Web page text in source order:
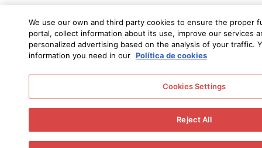
We use our own and third party cookies to ensure the proper
portal, collect information about its use, improve our services
personalized advertising based on the analysis of your traffic.
information you need in our Política de cookies
Cookies Settings
Reject All